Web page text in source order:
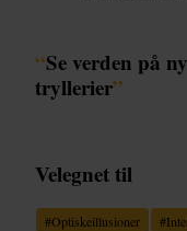
“Se verden på
tryllerier”
Velegnet til
#Optiskeillusioner #